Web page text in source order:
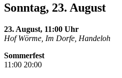
Sonntag, 23. August
23. August, 11:00 Uhr
Hof Wörme, Im Dorfe, Handeloh
Sommerfest
11:00 20:00